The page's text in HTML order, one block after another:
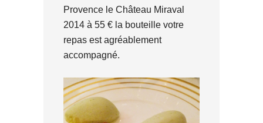
Provence le Château Miraval
2014 à 55 € la bouteille votre
repas est agréablement
accompagné.